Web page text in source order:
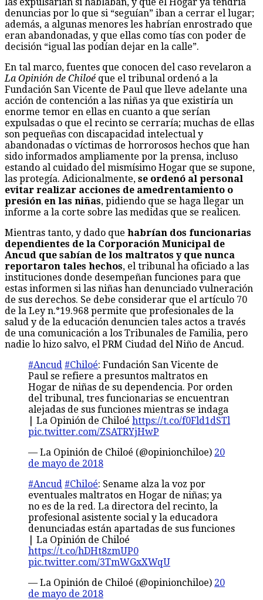
denuncias por lo que si “seguían” iban a cerrar el lugar;
además, a algunas menores les habrían enrostrado que
eran abandonadas, y que ellas como tías con poder de
decisión “igual las podían dejar en la calle”.
En tal marco, fuentes que conocen del caso revelaron a
La Opinión de Chiloé que el tribunal ordenó a la
Fundación San Vicente de Paul que lleve adelante una
acción de contención a las niñas ya que existiría un
enorme temor en ellas en cuanto a que serían
expulsadas o que el recinto se cerraría; muchas de ellas
son pequeñas con discapacidad intelectual y
abandonadas o víctimas de horrorosos hechos que han
sido informados ampliamente por la prensa, incluso
estando al cuidado del mismísimo Hogar que se supone,
las protegía. Adicionalmente, se ordenó al personal
evitar realizar acciones de amedrentamiento o
presión en las niñas, pidiendo que se haga llegar un
informe a la corte sobre las medidas que se realicen.
Mientras tanto, y dado que habrían dos funcionarias
dependientes de la Corporación Municipal de
Ancud que sabían de los maltratos y que nunca
reportaron tales hechos, el tribunal ha oficiado a las
instituciones donde desempeñan funciones para que
estas informen si las niñas han denunciado vulneración
de sus derechos. Se debe considerar que el artículo 70
de la Ley n.°19.968 permite que profesionales de la
salud y de la educación denuncien tales actos a través
de una comunicación a los Tribunales de Familia, pero
nadie lo hizo salvo, el PRM Ciudad del Niño de Ancud.
#Ancud #Chiloé: Fundación San Vicente de
Paul se refiere a presuntos maltratos en
Hogar de niñas de su dependencia. Por orden
del tribunal, tres funcionarias se encuentran
alejadas de sus funciones mientras se indaga
| La Opinión de Chiloé https://t.co/f0Fld1dSTl
pic.twitter.com/ZSATRYjHwP
— La Opinión de Chiloé (@opinionchiloe) 20
de mayo de 2018
#Ancud #Chiloé: Sename alza la voz por
eventuales maltratos en Hogar de niñas; ya
no es de la red. La directora del recinto, la
profesional asistente social y la educadora
denunciadas están apartadas de sus funciones
| La Opinión de Chiloé
https://t.co/hDHt8zmUP0
pic.twitter.com/3TmWGxXWqU
— La Opinión de Chiloé (@opinionchiloe) 20
de mayo de 2018